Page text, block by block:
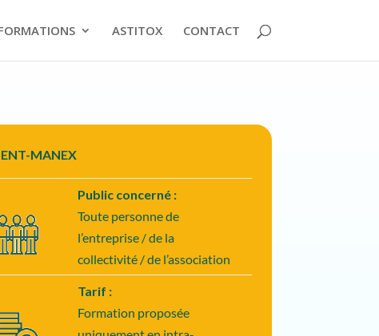
ASTITOX CONTACT
MANEX
Public concerné :
Toute personne de
l’entreprise / de la
collectivité / de l’association
Tarif :
Formation proposée